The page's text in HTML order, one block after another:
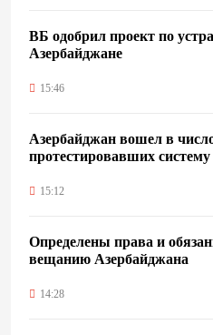
ВБ одобрил проект по
Азербайджане
15:46
Азербайджан вошел в
протестировавших
15:12
Определены права и
вещанию Азербайджана
14:28